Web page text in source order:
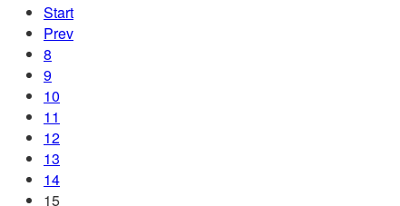
Start
Prev
8
9
10
11
12
13
14
15